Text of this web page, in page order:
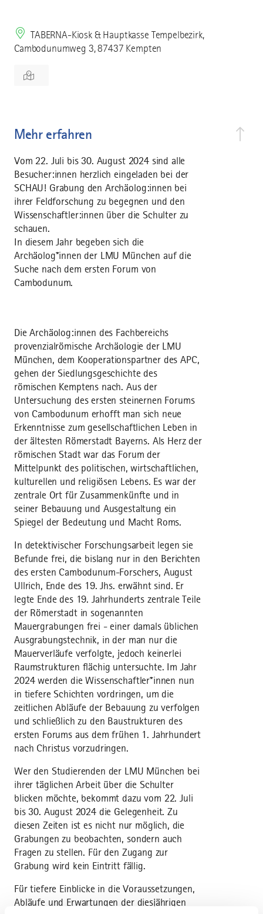
TABERNA-Kiosk & Hauptkasse Tempelbezirk,
Cambodunumweg 3, 87437 Kempten
Mehr erfahren
Vom 22. Juli bis 30. August 2024 sind alle
Besucher:innen herzlich eingeladen bei der
SCHAU! Grabung den Archäolog:innen bei
ihrer Feldforschung zu begegnen und den
Wissenschaftler:innen über die Schulter zu
schauen.
In diesem Jahr begeben sich die
Archäolog*innen der LMU München auf die
Suche nach dem ersten Forum von
Cambodunum.
Die Archäolog:innen des Fachbereichs
provenzialrömische Archäologie der LMU
München, dem Kooperationspartner des APC,
gehen der Siedlungsgeschichte des
römischen Kemptens nach. Aus der
Untersuchung des ersten steinernen Forums
von Cambodunum erhofft man sich neue
Erkenntnisse zum gesellschaftlichen Leben in
der ältesten Römerstadt Bayerns. Als Herz der
römischen Stadt war das Forum der
Mittelpunkt des politischen, wirtschaftlichen,
kulturellen und religiösen Lebens. Es war der
zentrale Ort für Zusammenkünfte und in
seiner Bebauung und Ausgestaltung ein
Spiegel der Bedeutung und Macht Roms.
In detektivischer Forschungsarbeit legen sie
Befunde frei, die bislang nur in den Berichten
des ersten Cambodunum-Forschers, August
Ullrich, Ende des 19. Jhs. erwähnt sind. Er
legte Ende des 19. Jahrhunderts zentrale Teile
der Römerstadt in sogenannten
Mauergrabungen frei - einer damals üblichen
Ausgrabungstechnik, in der man nur die
Mauerverläufe verfolgte, jedoch keinerlei
Raumstrukturen flächig untersuchte. Im Jahr
2024 werden die Wissenschaftler*innen nun
in tiefere Schichten vordringen, um die
zeitlichen Abläufe der Bebauung zu verfolgen
und schließlich zu den Baustrukturen des
ersten Forums aus dem frühen 1. Jahrhundert
nach Christus vorzudringen.
Wer den Studierenden der LMU München bei
ihrer täglichen Arbeit über die Schulter
blicken möchte, bekommt dazu vom 22. Juli
bis 30. August 2024 die Gelegenheit. Zu
diesen Zeiten ist es nicht nur möglich, die
Grabungen zu beobachten, sondern auch
Fragen zu stellen. Für den Zugang zur
Grabung wird kein Eintritt fällig.
Für tiefere Einblicke in die Voraussetzungen,
Abläufe und Erwartungen der diesjährigen